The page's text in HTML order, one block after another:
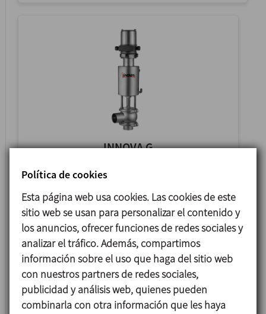
INNOVA G
VÁLVULA DE SIMPLE ASIENTO DE CONTROL
Política de cookies
Esta página web usa cookies. Las cookies de este
sitio web se usan para personalizar el contenido y
los anuncios, ofrecer funciones de redes sociales y
analizar el tráfico. Además, compartimos
información sobre el uso que haga del sitio web
con nuestros partners de redes sociales,
publicidad y análisis web, quienes pueden
combinarla con otra información que les haya